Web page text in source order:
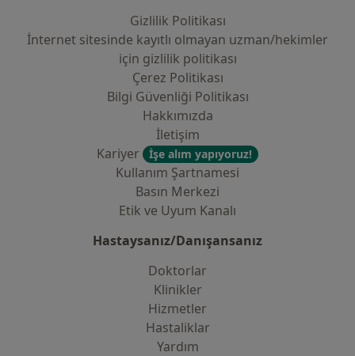
Gizlilik Politikası
İnternet sitesinde kayıtlı olmayan uzman/hekimler
i̇çin gizlilik politikası
Çerez Politikası
Bilgi Güvenliği Politikası
Hakkımızda
İletişim
Kariyer
İşe alım yapıyoruz!
Kullanım Şartnamesi
Basın Merkezi
Etik ve Uyum Kanalı
Hastaysanız/Danışansanız
Doktorlar
Klinikler
Hizmetler
Hastaliklar
Yardım